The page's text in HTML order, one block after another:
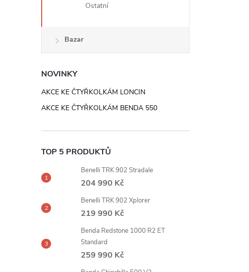
Ostatní
Bazar
NOVINKY
AKCE KE ČTYŘKOLKÁM LONCIN
AKCE KE ČTYŘKOLKÁM BENDA 550
TOP 5 PRODUKTŮ
Benelli TRK 902 Stradale
204 990 Kč
Benelli TRK 902 Xplorer
219 990 Kč
Benda Redstone 1000 R2 ET
Standard
259 990 Kč